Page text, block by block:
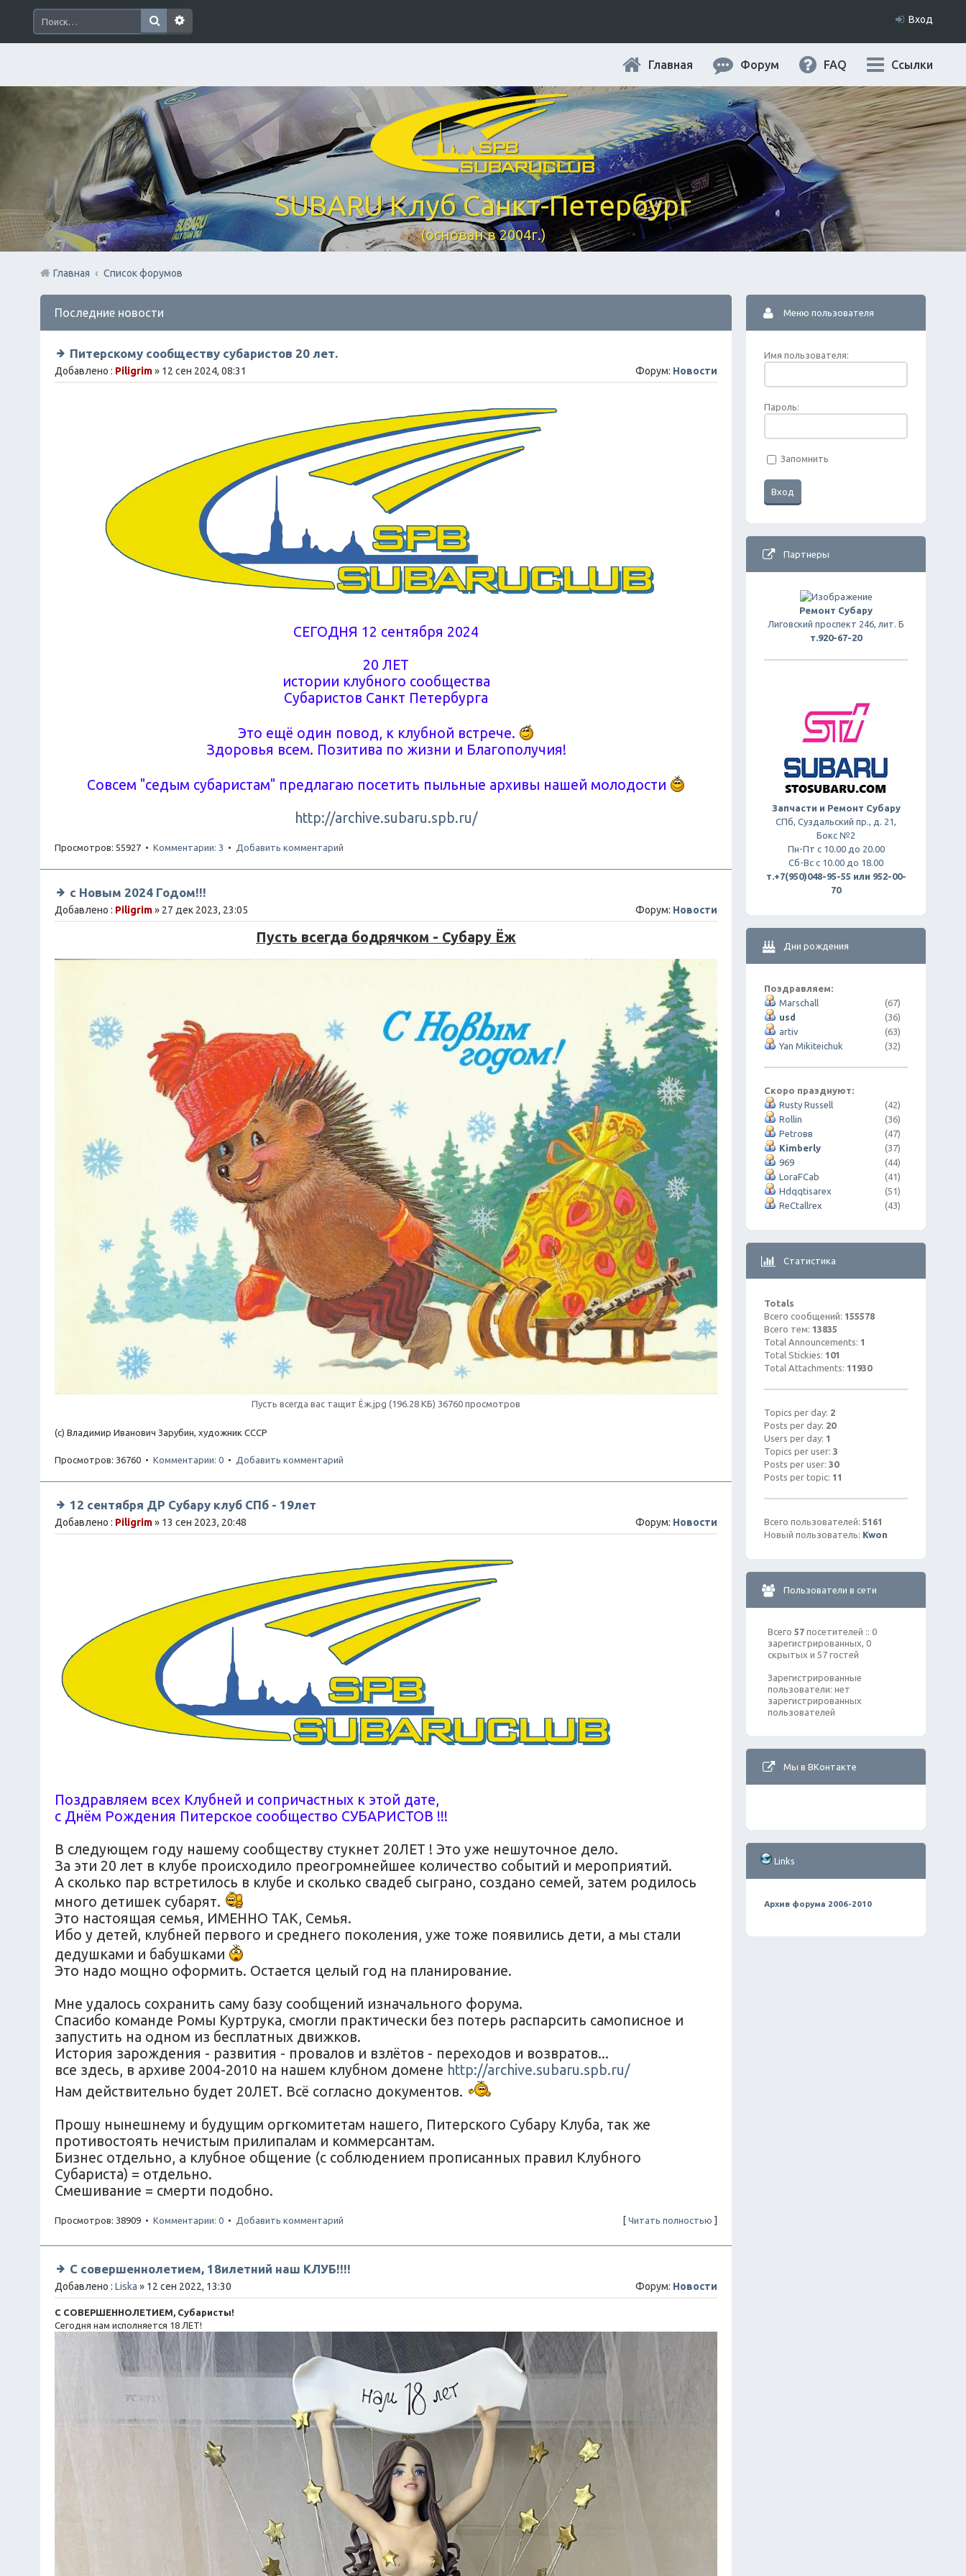
Вход
SUBARU Клуб Санкт-Петербург
(основан в 2004г.)
Ссылки
FAQ
Форум
Главная
Главная Список форумов
Последние новости
Питерскому сообществу субаристов 20 лет.
Добавлено : Piligrim» 12 сен 2024, 08:31 Форум: Новости
СЕГОДНЯ 12 сентября 2024
20 ЛЕТ
истории клубного сообщества
Субаристов Санкт Петербурга
Это ещё один повод, к клубной встрече.
Здоровья всем. Позитива по жизни и Благополучия!
Совсем "седым субаристам" предлагаю посетить пыльные архивы нашей молодости
http://archive.subaru.spb.ru/
Просмотров: 55927 • Комментарии: 3 • Добавить комментарий
с Новым 2024 Годом!!!
Добавлено : Piligrim» 27 дек 2023, 23:05 Форум: Новости
Пусть всегда бодрячком - Субару Ёж
Пусть всегда вас тащит Ёж.jpg (196.28 КБ) 36760 просмотров
(с) Владимир Иванович Зарубин, художник СССР
Просмотров: 36760 • Комментарии: 0 • Добавить комментарий
12 сентября ДР Субару клуб СПб - 19лет
Добавлено : Piligrim» 13 сен 2023, 20:48 Форум: Новости
Поздравляем всех Клубней и сопричастных к этой дате,
с Днём Рождения Питерское сообщество СУБАРИСТОВ !!!
В следующем году нашему сообществу стукнет 20ЛЕТ ! Это уже нешуточное дело.
За эти 20 лет в клубе происходило преогромнейшее количество событий и мероприятий.
А сколько пар встретилось в клубе и сколько свадеб сыграно, создано семей, затем родилось
много детишек субарят.
Это настоящая семья, ИМЕННО ТАК, Семья.
Ибо у детей, клубней первого и среднего поколения, уже тоже появились дети, а мы стали
дедушками и бабушками
Это надо мощно оформить. Остается целый год на планирование.
Мне удалось сохранить саму базу сообщений изначального форума.
Спасибо команде Ромы Куртрука, смогли практически без потерь распарсить самописное и
запустить на одном из бесплатных движков.
История зарождения - развития - провалов и взлётов - переходов и возвратов...
все здесь, в архиве 2004-2010 на нашем клубном домене http://archive.subaru.spb.ru/
Нам действительно будет 20ЛЕТ. Всё согласно документов.
Прошу нынешнему и будущим оргкомитетам нашего, Питерского Субару Клуба, так же
противостоять нечистым прилипалам и коммерсантам.
Бизнес отдельно, а клубное общение (с соблюдением прописанных правил Клубного
Субариста) = отдельно.
Смешивание = смерти подобно.
Просмотров: 38909 • Комментарии: 0 • Добавить комментарий [ Читать полностью ]
С совершеннолетием, 18илетний наш КЛУБ!!!!
Добавлено : Liska » 12 сен 2022, 13:30 Форум: Новости
С СОВЕРШЕННОЛЕТИЕМ, Субаристы!
Сегодня нам исполняется 18 ЛЕТ!
Меню пользователя
Имя пользователя:
Пароль:
Запомнить
Партнеры
Ремонт Субару
Лиговский проспект 246, лит. Б
т.920-67-20
Запчасти и Ремонт Субару
СПб, Суздальский пр., д. 21,
Бокс №2
Пн-Пт с 10.00 до 20.00
Сб-Вс с 10.00 до 18.00
т.+7(950)048-95-55 или 952-00-
70
Дни рождения
Поздравляем:
Marschall
(67)
usd
(36)
artiv
(63)
Yan Mikiteichuk
(32)
Скоро празднуют:
Rusty Russell
(42)
Rollin
(36)
Petroвв
(47)
Kimberly
(37)
969
(44)
LoraFCab
(41)
Hdqqtisarex
(51)
ReCtallrex
(43)
Статистика
Totals
Всего сообщений: 155578
Всего тем: 13835
Total Announcements: 1
Total Stickies: 101
Total Attachments: 11930
Topics per day: 2
Posts per day: 20
Users per day: 1
Topics per user: 3
Posts per user: 30
Posts per topic: 11
Всего пользователей: 5161
Новый пользователь: Kwon
Пользователи в сети
Всего 57 посетителей :: 0
зарегистрированных, 0
скрытых и 57 гостей
Зарегистрированные
пользователи: нет
зарегистрированных
пользователей
Мы в ВКонтакте
Links
Архив форума 2006-2010